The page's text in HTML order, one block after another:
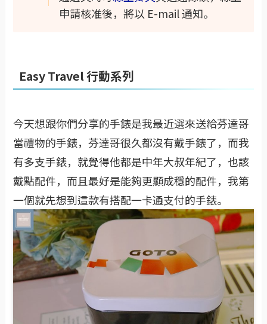
申請核准後，將以 E-mail 通知。
Easy Travel 行動系列
今天想跟你們分享的手錶是我最近選來送給芬達哥
當禮物的手錶，芬達哥很久都沒有戴手錶了，而我
有多支手錶，就覺得他都是中年大叔年紀了，也該
戴點配件，而且最好是能夠更顯成穩的配件，我第
一個就先想到這款有搭配一卡通支付的手錶。